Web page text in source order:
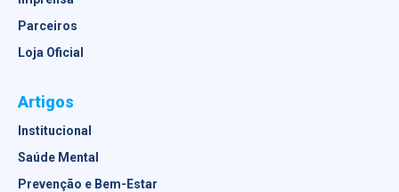
Parceiros
Loja Oficial
Artigos
Institucional
Saúde Mental
Prevenção e Bem-Estar